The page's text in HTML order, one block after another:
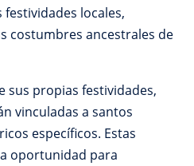
locales,
costumbres ancestrales de
sus propias festividades,
vinculadas a santos
específicos. Estas
oportunidad para